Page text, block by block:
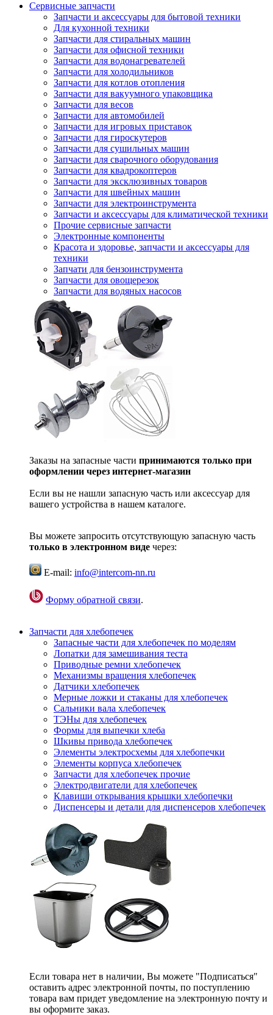
Сервисные запчасти
Запчасти и аксессуары для бытовой техники
Для кухонной техники
Запчасти для стиральных машин
Запчасти для офисной техники
Запчасти для водонагревателей
Запчасти для холодильников
Запчасти для котлов отопления
Запчасти для вакуумного упаковщика
Запчасти для весов
Запчасти для автомобилей
Запчасти для игровых приставок
Запчасти для гироскутеров
Запчасти для сушильных машин
Запчасти для сварочного оборудования
Запчасти для квадрокоптеров
Запчасти для эксклюзивных товаров
Запчасти для швейных машин
Запчасти для электроинструмента
Запчасти и аксессуары для климатической техники
Прочие сервисные запчасти
Электронные компоненты
Красота и здоровье, запчасти и аксессуары для
техники
Запчати для бензоинструмента
Запчасти для овощерезок
Запчасти для водяных насосов
Заказы на запасные части принимаются только при
оформлении через интернет-магазин
Если вы не нашли запасную часть или аксессуар для
вашего устройства в нашем каталоге.
Вы можете запросить отсутствующую запасную часть
только в электронном виде через:
E-mail: info@intercom-nn.ru
Форму обратной связи.
Запчасти для хлебопечек
Запасные части для хлебопечек по моделям
Лопатки для замешивания теста
Приводные ремни хлебопечек
Механизмы вращения хлебопечек
Датчики хлебопечек
Мерные ложки и стаканы для хлебопечек
Сальники вала хлебопечек
ТЭНы для хлебопечек
Формы для выпечки хлеба
Шкивы привода хлебопечек
Элементы электросхемы для хлебопечки
Элементы корпуса хлебопечек
Запчасти для хлебопечек прочие
Электродвигатели для хлебопечек
Клавиши открывания крышки хлебопечки
Диспенсеры и детали для диспенсеров хлебопечек
Если товара нет в наличии, Вы можете "Подписаться"
оставить адрес электронной почты, по поступлению
товара вам придет уведомление на электронную почту и
вы оформите заказ.